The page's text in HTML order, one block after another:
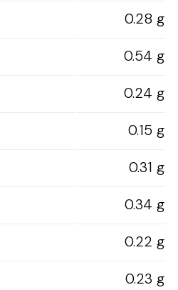
0.28 g
0.54 g
0.24 g
0.15 g
0.31 g
0.34 g
0.22 g
0.23 g